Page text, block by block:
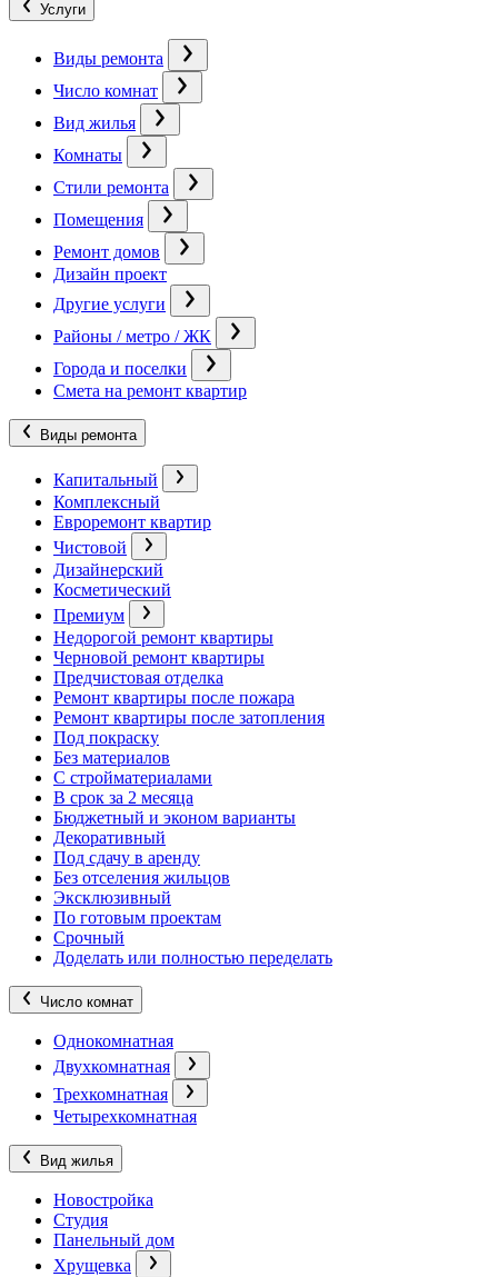
Услуги
Виды ремонта
Число комнат
Вид жилья
Комнаты
Стили ремонта
Помещения
Ремонт домов
Дизайн проект
Другие услуги
Районы / метро / ЖК
Города и поселки
Смета на ремонт квартир
Виды ремонта
Капитальный
Комплексный
Евроремонт квартир
Чистовой
Дизайнерский
Косметический
Премиум
Недорогой ремонт квартиры
Черновой ремонт квартиры
Предчистовая отделка
Ремонт квартиры после пожара
Ремонт квартиры после затопления
Под покраску
Без материалов
С стройматериалами
В срок за 2 месяца
Бюджетный и эконом варианты
Декоративный
Под сдачу в аренду
Без отселения жильцов
Эксклюзивный
По готовым проектам
Срочный
Доделать или полностью переделать
Число комнат
Однокомнатная
Двухкомнатная
Трехкомнатная
Четырехкомнатная
Вид жилья
Новостройка
Студия
Панельный дом
Хрущевка